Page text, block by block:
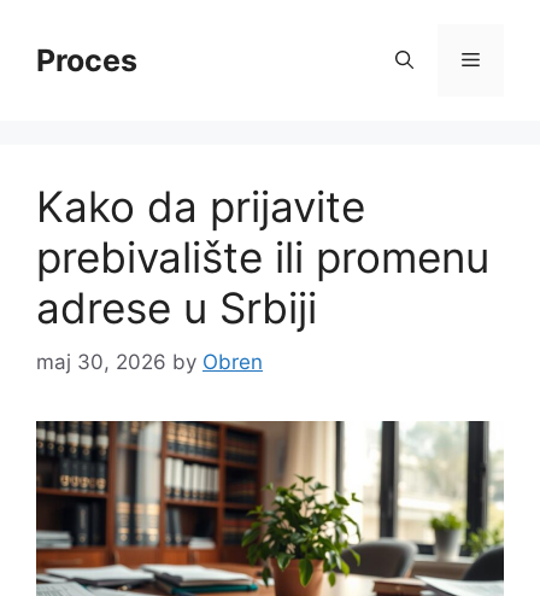
contentProces Menu
Kako da prijavite
prebivalište ili promenu
adrese u Srbiji
maj 30, 2026 by Obren